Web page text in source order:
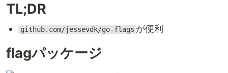
TL;DR
github.com/jessevdk/go-flags が便利
flagパッケージ